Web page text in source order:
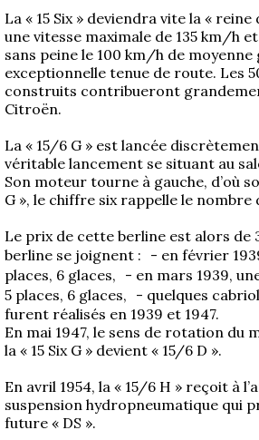
La Boutique
Les pièces
L’assurance
Liens
Les salons
La traction
Bibliographie
Présentation
Présentation
Evolution 7 et
1934/1941
La « 15 Six » deviendra vite la «
une vitesse maximale de 135 km/h
sans peine le 100 km/h de moyenne
exceptionnelle tenue de route. Les
construits contribueront
Citroën.
La « 15/6 G » est lancée
véritable lancement se situant au
Son moteur tourne à gauche, d’où
G », le chiffre six rappelle le nombre
Le prix de cette berline est alors de
berline se joignent : - en février
places, 6 glaces, - en mars 1939,
5 places, 6 glaces, - quelques
furent réalisés en 1939 et 1947.
En mai 1947, le sens de rotation du
la « 15 Six G » devient « 15/6 D ».
En avril 1954, la « 15/6 H » reçoit à
suspension hydropneumatique qui
future « DS ».